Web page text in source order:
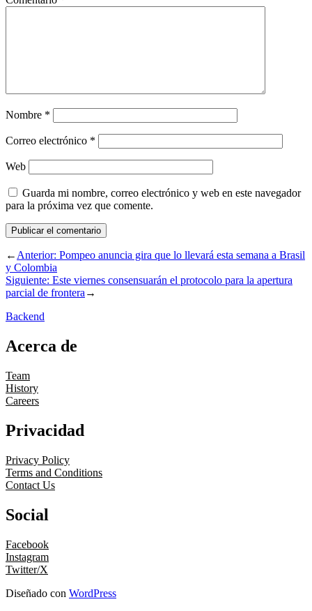
Nombre *
Correo electrónico *
Web
Guarda mi nombre, correo electrónico y web en este navegador
para la próxima vez que comente.
←Anterior: Pompeo anuncia gira que lo llevará esta semana a Brasil
y Colombia
Siguiente: Este viernes consensuarán el protocolo para la apertura
parcial de frontera→
Backend
Acerca de
Team
History
Careers
Privacidad
Privacy Policy
Terms and Conditions
Contact Us
Social
Facebook
Instagram
Twitter/X
Diseñado con WordPress